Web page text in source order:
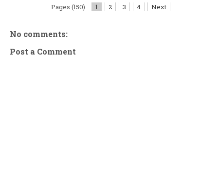
Pages (150) 1 2 3 4 Next
No comments:
Post a Comment